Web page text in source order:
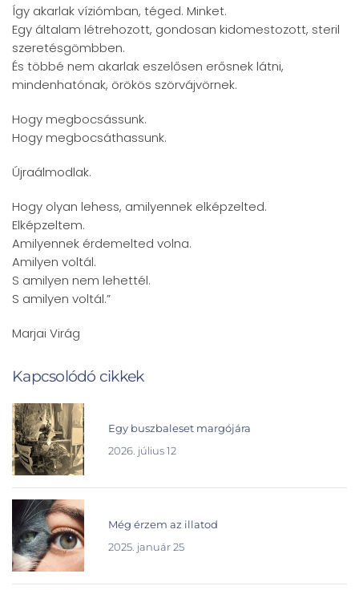
Így akarlak víziómban, téged. Minket.
Egy általam létrehozott, gondosan kidomestozott, steril
szeretésgömbben.
És többé nem akarlak eszelősen erősnek látni,
mindenhatónak, örökös szörvájvörnek.
Hogy megbocsássunk.
Hogy megbocsáthassunk.
Újraálmodlak.
Hogy olyan lehess, amilyennek elképzelted.
Elképzeltem.
Amilyennek érdemelted volna.
Amilyen voltál.
S amilyen nem lehettél.
S amilyen voltál.”
Marjai Virág
Kapcsolódó cikkek
Egy buszbaleset margójára
2026. július 12
Még érzem az illatod
2025. január 25